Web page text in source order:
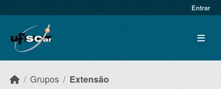
Entrar
Grupos Extensão